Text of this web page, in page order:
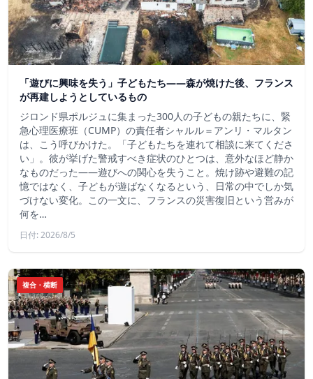
「遊びに興味を失う」子どもたち——森が焼けた後、フランス
が再建しようとしているもの
ジロンド県ポルジュに集まった300人の子どもの親たちに、緊
急心理医療班（CUMP）の責任者シャルル＝アンリ・マルタン
は、こう呼びかけた。「子どもたちを連れて相談に来てくださ
い」。彼が挙げた警戒すべき症状のひとつは、意外なほど静か
なものだった――遊びへの関心を失うこと。焼け跡や避難の記
憶ではなく、子どもが遊ばなくなるという、日常の中でしか気
づけない変化。この一文に、フランスの災害復旧という営みが
何を…
日付: 2026/8/5
複合・横断